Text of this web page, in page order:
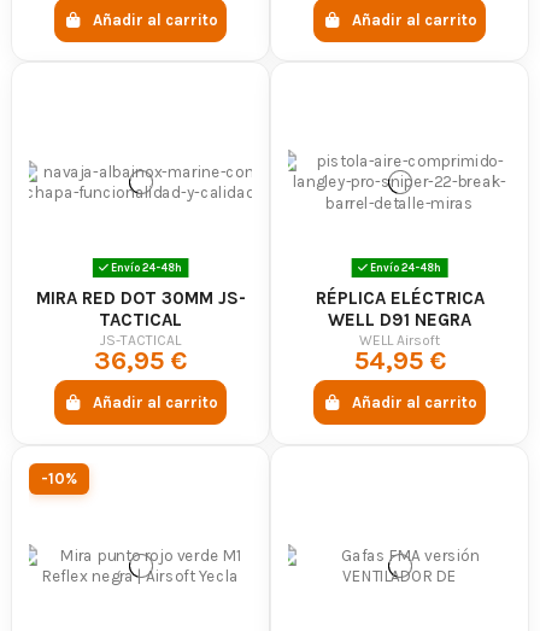
Añadir al carrito Añadir al carrito
Envío 24-48h
MIRA RED DOT 30MM JS-
TACTICAL
JS-TACTICAL
36,95 €
Añadir al carrito
Envío 24-48h
RÉPLICA ELÉCTRICA
WELL D91 NEGRA
WELL Airsoft
54,95 €
Añadir al carrito
-10%